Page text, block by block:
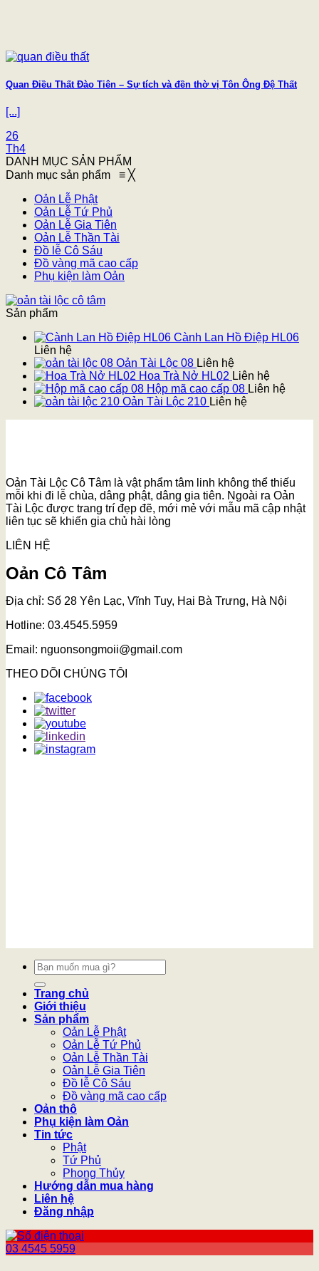
Quan Điều Thất Đào Tiên – Sự tích và đền thờ vị Tôn Ông Đệ Thất
[...]
26
Th4
DANH MỤC SẢN PHẨM
Danh mục sản phẩm ≡ ╳
Oản Lễ Phật
Oản Lễ Tứ Phủ
Oản Lễ Gia Tiên
Oản Lễ Thần Tài
Đồ lễ Cô Sáu
Đồ vàng mã cao cấp
Phụ kiện làm Oản
Sản phẩm
Cành Lan Hồ Điệp HL06
Liên hệ
Oản Tài Lộc 08 Liên hệ
Hoa Trà Nở HL02 Liên hệ
Hộp mã cao cấp 08 Liên hệ
Oản Tài Lộc 210 Liên hệ
Oản Tài Lộc Cô Tâm là vật phẩm tâm linh không thể thiếu
mỗi khi đi lễ chùa, dâng phật, dâng gia tiên. Ngoài ra Oản
Tài Lộc được trang trí đẹp đẽ, mới mẻ với mẫu mã cập nhật
liên tục sẽ khiến gia chủ hài lòng
LIÊN HỆ
Oản Cô Tâm
Địa chỉ: Số 28 Yên Lạc, Vĩnh Tuy, Hai Bà Trưng, Hà Nội
Hotline: 03.4545.5959
Email: nguonsongmoii@gmail.com
THEO DÕI CHÚNG TÔI
Tìm
kiếm:
Trang chủ
Giới thiệu
Sản phẩm
Oản Lễ Phật
Oản Lễ Tứ Phủ
Oản Lễ Thần Tài
Oản Lễ Gia Tiên
Đồ lễ Cô Sáu
Đồ vàng mã cao cấp
Oản thô
Phụ kiện làm Oản
Tin tức
Phật
Tứ Phủ
Phong Thủy
Hướng dẫn mua hàng
Liên hệ
Đăng nhập
03 4545 5959